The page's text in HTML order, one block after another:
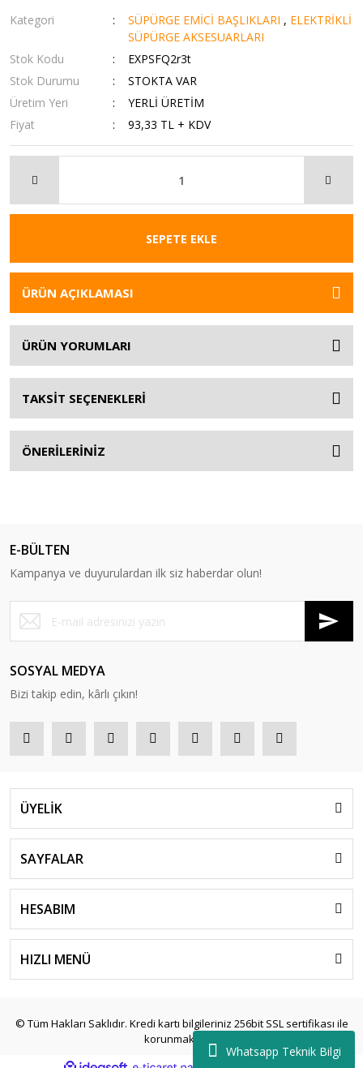
Whatsapp Teknik Bilgi
Kategori SÜPÜRGE EMİCİ BAŞLIKLARI , ELEKTRİKLİ
SÜPÜRGE AKSESUARLARI
Stok Kodu
EXPSFQ2r3t
Stok Durumu
STOKTA VAR
Üretim Yeri
YERLİ ÜRETİM
Fiyat
93,33 TL + KDV
SEPETE EKLE
ÜRÜN AÇIKLAMASI
ÜRÜN YORUMLARI
TAKSİT SEÇENEKLERİ
ÖNERİLERİNİZ
E-BÜLTEN
Kampanya ve duyurulardan ilk siz haberdar olun!
SOSYAL MEDYA
Bizi takip edin, kârlı çıkın!
ÜYELİK
SAYFALAR
HESABIM
HIZLI MENÜ
© Tüm Hakları Saklıdır. Kredi kartı bilgileriniz 256bit SSL sertifikası ile
korunmaktadır.